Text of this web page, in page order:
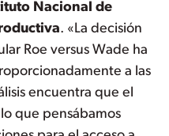
Nacional de
. «La decisión
Roe versus Wade ha
a las
encuentra que el
que pensábamos